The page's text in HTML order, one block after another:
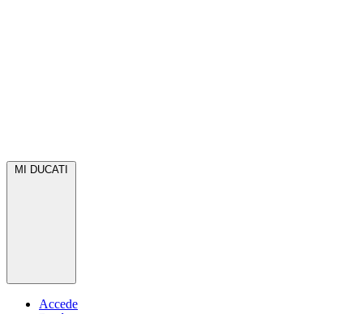
MI DUCATI
Accede